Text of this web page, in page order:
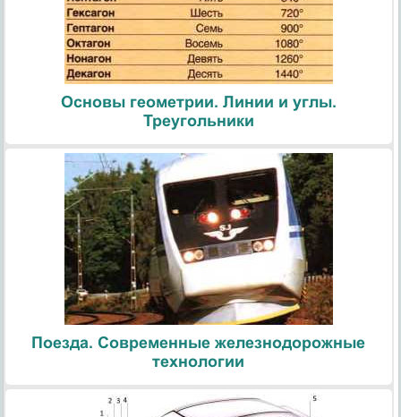
Основы геометрии. Линии и углы.
Треугольники
Поезда. Современные железнодорожные
технологии